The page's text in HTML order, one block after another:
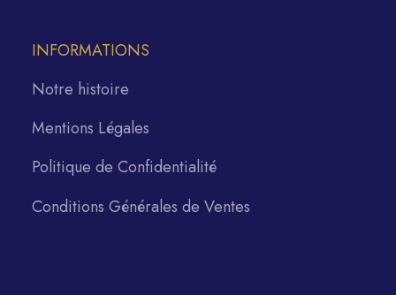
INFORMATIONS
Notre histoire
Mentions Légales
Politique de Confidentialité
Conditions Générales de Ventes